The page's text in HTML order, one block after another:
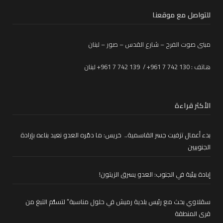
للتواصل مع موقعنا
مبنى صوت الفرح – شارع القدس – صور – لبنان
هاتف : 130 742 7 961+ / 139 742 7 961+ لبنان
الأكثر قراءة
بدء أعمال تزفيت جسر القاسمية.. خريس: ما دمّره العدو نعيد بناءه بإرادة
الجنوبيين
إبادة بيئية في الجنوب: العدو يسرق الزيتون!
سقلاوي بحث مع رئيس بلدية رميش في حلول مناسبة” لتسلُّم التبغ من
قرى المنطقة